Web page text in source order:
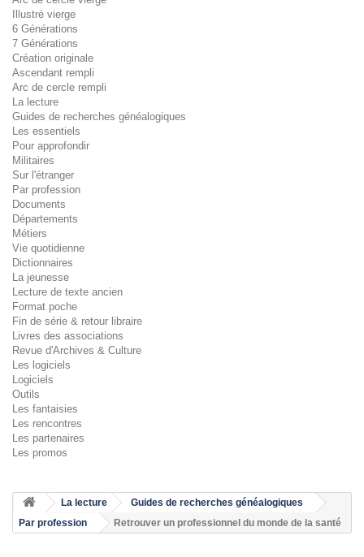
Illustré vierge
6 Générations
7 Générations
Création originale
Ascendant rempli
Arc de cercle rempli
La lecture
Guides de recherches généalogiques
Les essentiels
Pour approfondir
Militaires
Sur l'étranger
Par profession
Documents
Départements
Métiers
Vie quotidienne
Dictionnaires
La jeunesse
Lecture de texte ancien
Format poche
Fin de série & retour libraire
Livres des associations
Revue d'Archives & Culture
Les logiciels
Logiciels
Outils
Les fantaisies
Les rencontres
Les partenaires
Les promos
La lecture
Guides de recherches généalogiques
Par profession
Retrouver un professionnel du monde de la santé